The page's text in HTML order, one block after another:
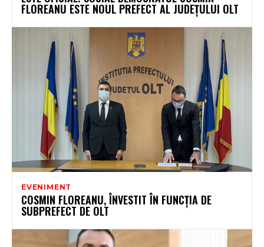
FLOREANU ESTE NOUL PREFECT AL JUDEȚULUI OLT
EVENIMENT
COSMIN FLOREANU, ÎNVESTIT ÎN FUNCȚIA DE
SUBPREFECT DE OLT